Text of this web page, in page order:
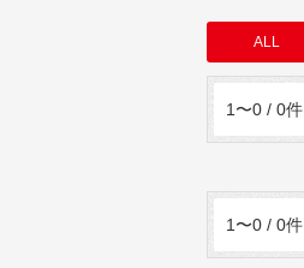
ALL
1〜0 / 0件
1〜0 / 0件